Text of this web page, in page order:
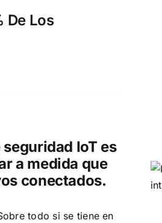
De Los
IoT es
a medida que
conectados.
todo si se tiene en